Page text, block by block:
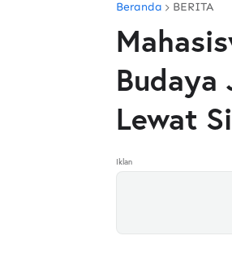
Beranda BERITA
Budaya
Lewat
Iklan